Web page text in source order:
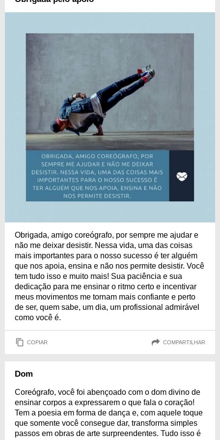
Obrigada, amigo coreógrafo, por sempre me ajudar e
não me deixar desistir. Nessa vida, uma das coisas
mais importantes para o nosso sucesso é ter alguém
que nos apoia, ensina e não nos permite desistir. Você
tem tudo isso e muito mais! Sua paciência e sua
dedicação para me ensinar o ritmo certo e incentivar
meus movimentos me tornam mais confiante e perto
de ser, quem sabe, um dia, um profissional admirável
como você é.
COPIAR COMPARTILHAR
Dom
Coreógrafo, você foi abençoado com o dom divino de
ensinar corpos a expressarem o que fala o coração!
Tem a poesia em forma de dança e, com aquele toque
que somente você consegue dar, transforma simples
passos em obras de arte surpreendentes. Tudo isso é